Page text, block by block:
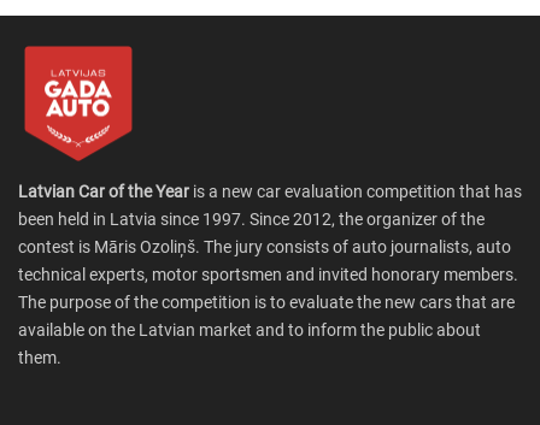
Latvian Car of the Year is a new car evaluation competition that has
been held in Latvia since 1997. Since 2012, the organizer of the
contest is Māris Ozoliņš. The jury consists of auto journalists, auto
technical experts, motor sportsmen and invited honorary members.
The purpose of the competition is to evaluate the new cars that are
available on the Latvian market and to inform the public about
them.